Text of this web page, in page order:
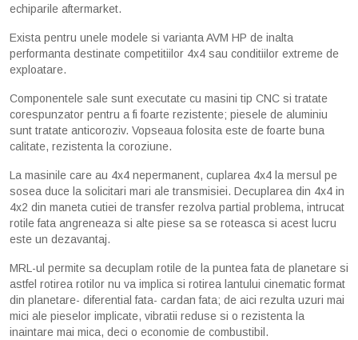
echiparile aftermarket.
Exista pentru unele modele si varianta AVM HP de inalta
performanta destinate competitiilor 4x4 sau conditiilor extreme de
exploatare.
Componentele sale sunt executate cu masini tip CNC si tratate
corespunzator pentru a fi foarte rezistente; piesele de aluminiu
sunt tratate anticoroziv. Vopseaua folosita este de foarte buna
calitate, rezistenta la coroziune.
La masinile care au 4x4 nepermanent, cuplarea 4x4 la mersul pe
sosea duce la solicitari mari ale transmisiei. Decuplarea din 4x4 in
4x2 din maneta cutiei de transfer rezolva partial problema, intrucat
rotile fata angreneaza si alte piese sa se roteasca si acest lucru
este un dezavantaj.
MRL-ul permite sa decuplam rotile de la puntea fata de planetare si
astfel rotirea rotilor nu va implica si rotirea lantului cinematic format
din planetare- diferential fata- cardan fata; de aici rezulta uzuri mai
mici ale pieselor implicate, vibratii reduse si o rezistenta la
inaintare mai mica, deci o economie de combustibil.